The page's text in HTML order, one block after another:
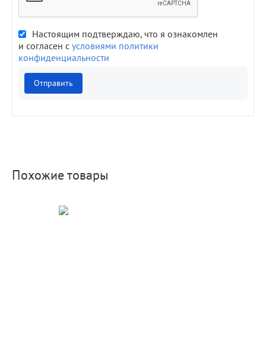
Настоящим подтверждаю, что я ознакомлен
и согласен с условиями политики
конфиденциальности
Отправить
Похожие товары